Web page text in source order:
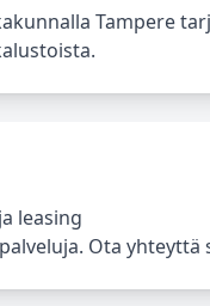
leasing
Ota